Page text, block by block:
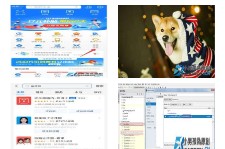
中国联通手机营业厅销户操作
指引
摄影作品的欣赏方法
支付宝怎么拍违章挣钱？
宠物定位器app开发可以解决哪
些问题？